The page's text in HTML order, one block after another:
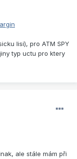
lisi), pro ATM SPY
typ uctu pro ktery
ale stále mám při